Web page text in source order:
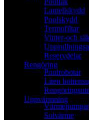
Lamellskydd
Poolskydd
Termofiltar
Vinter-och
Reservdelar
Rengöring
Poolrobotar
Liten
Uppvärmning
Värmepumpar
Solvärme